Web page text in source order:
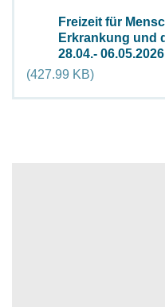
DocumentFreizeit für
Erkrankung und
28.04.- 06.05.2026
(427.99 KB)